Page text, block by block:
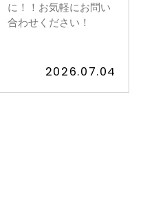
に！！お気軽にお問い
合わせください！
2026.07.04